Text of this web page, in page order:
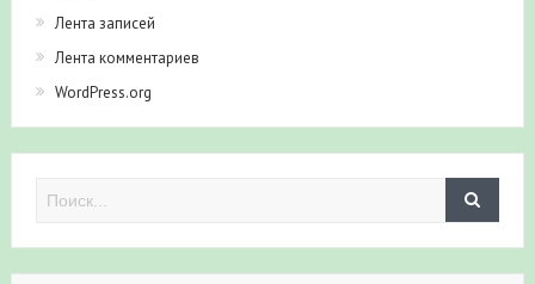
Лента записей
Лента комментариев
WordPress.org